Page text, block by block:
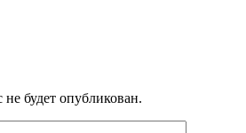
будет опубликован.